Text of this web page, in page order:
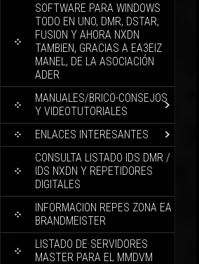
SOFTWARE PARA WINDOWS
TODO EN UNO, DMR, DSTAR,
FUSION Y AHORA NXDN
TAMBIEN, GRACIAS A EA3EIZ
MANEL, DE LA ASOCIACIÓN
ADER
MANUALES/BRICO-CONSEJOS
Y VIDEOTUTORIALES
ENLACES INTERESANTES
CONSULTA LISTADO IDS DMR /
IDS NXDN Y REPETIDORES
DIGITALES
INFORMACION REPES ZONA EA
BRANDMEISTER
LISTADO DE SERVIDORES
MASTER PARA EL MMDVM